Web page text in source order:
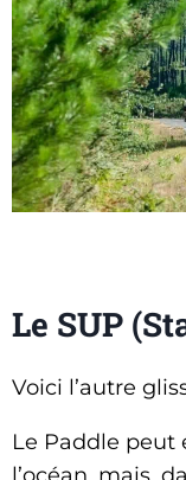
Le SUP
Voici l’autre
Le Paddle